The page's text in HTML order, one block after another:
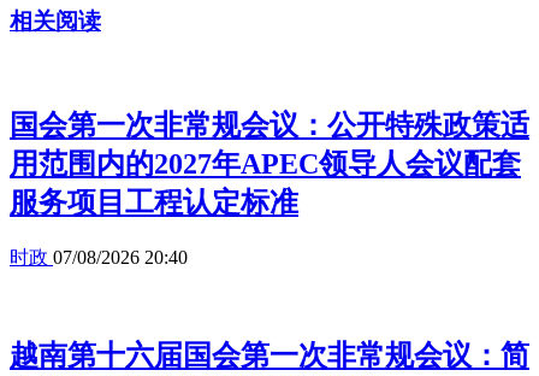
相关阅读
国会第一次非常规会议：公开特殊政策适
用范围内的2027年APEC领导人会议配套
服务项目工程认定标准
时政 07/08/2026 20:40
越南第十六届国会第一次非常规会议：简